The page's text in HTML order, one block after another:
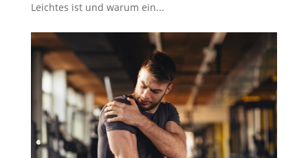
Leichtes ist und warum ein...